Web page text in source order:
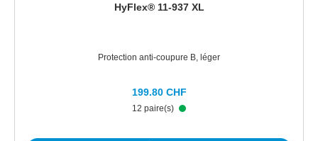
HyFlex® 11-937 XL
Protection anti-coupure B, léger
12 paire(s)
199.80 CHF